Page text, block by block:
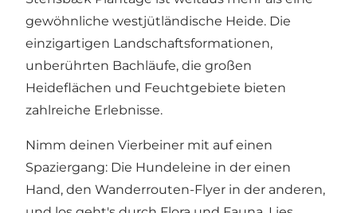
gewöhnliche westjütländische Heide. Die
einzigartigen Landschaftsformationen,
unberührten Bachläufe, die großen
Heideflächen und Feuchtgebiete bieten
zahlreiche Erlebnisse.
Nimm deinen Vierbeiner mit auf einen
Spaziergang: Die Hundeleine in der einen
Hand, den Wanderrouten-Flyer in der anderen,